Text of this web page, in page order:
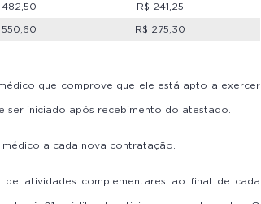
482,50 R$ 241,25
550,60 R$ 275,30
que comprove que ele está apto a exercer
iniciado após recebimento do atestado.
a cada nova contratação.
atividades complementares ao final de cada